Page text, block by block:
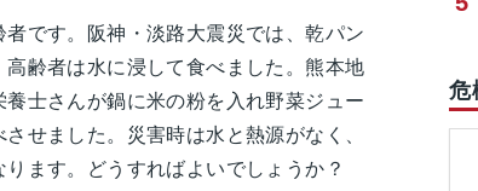
です。阪神・淡路大震災では、乾パン
齢者は水に浸して食べました。熊本地
士さんが鍋に米の粉を入れ野菜ジュー
せました。災害時は水と熱源がなく、
ります。どうすればよいでしょうか？
危